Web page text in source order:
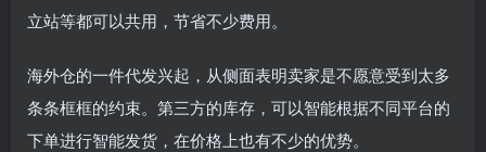
立站等都可以共用，节省不少费用。
海外仓的一件代发兴起，从侧面表明卖家是不愿意受到太多
条条框框的约束。第三方的库存，可以智能根据不同平台的
下单进行智能发货，在价格上也有不少的优势。